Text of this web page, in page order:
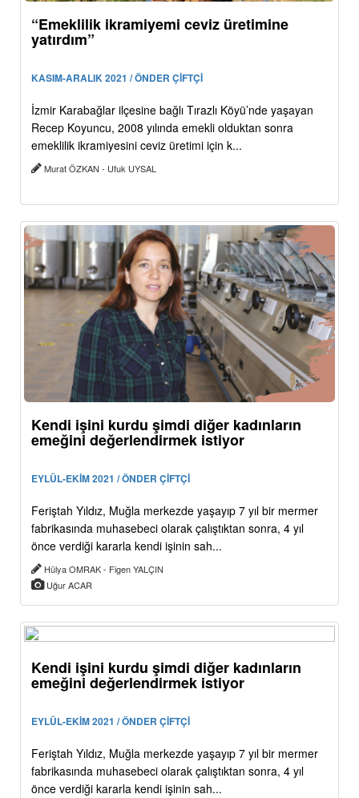
“Emeklilik ikramiyemi ceviz üretimine
yatırdım”
KASIM-ARALIK 2021 / ÖNDER ÇİFTÇİ
İzmir Karabağlar ilçesine bağlı Tırazlı Köyü’nde yaşayan
Recep Koyuncu, 2008 yılında emekli olduktan sonra
emeklilik ikramiyesini ceviz üretimi için k...
Murat ÖZKAN - Ufuk UYSAL
Kendi işini kurdu şimdi diğer kadınların
emeğini değerlendirmek istiyor
EYLÜL-EKİM 2021 / ÖNDER ÇİFTÇİ
Feriştah Yıldız, Muğla merkezde yaşayıp 7 yıl bir mermer
fabrikasında muhasebeci olarak çalıştıktan sonra, 4 yıl
önce verdiği kararla kendi işinin sah...
Hülya OMRAK - Figen YALÇIN
Uğur ACAR
Kendi işini kurdu şimdi diğer kadınların
emeğini değerlendirmek istiyor
EYLÜL-EKİM 2021 / ÖNDER ÇİFTÇİ
Feriştah Yıldız, Muğla merkezde yaşayıp 7 yıl bir mermer
fabrikasında muhasebeci olarak çalıştıktan sonra, 4 yıl
önce verdiği kararla kendi işinin sah...